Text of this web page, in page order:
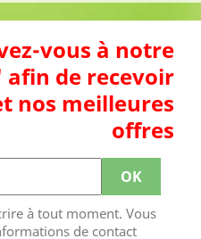
vous à notre
de recevoir
nos meilleures
offres
à tout moment. Vous
de contact